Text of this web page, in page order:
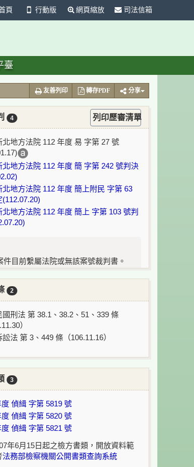
頁 行動版 網頁縮放 司法信箱
臺
友善列印 轉存PDF 分享
4 列印歷審清單
北地方法院 112 年度 易 字第 27 號
北地方法院 112 年度 簡 字第 242 號判決
北地方法院 112 年度 簡上附民 字第 63
(112.07.20)
北地方法院 112 年度 簡上 字第 103 號判
件目前繫屬法院或無該案號裁判書。
2
國刑法 第 38.1、38.2、51、339 條
）
法 第 3、449 條（106.11.16）
3
度 偵緝 字第 5819 號
度 偵緝 字第 5820 號
度 偵緝 字第 5821 號
年6月15日起之檢方書類，開放資料範
法務部檢察機關公開書類查詢系統